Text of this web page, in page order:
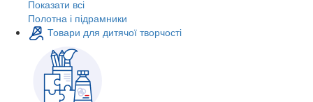
Показати всі
Полотна і підрамники
Товари для дитячої творчості